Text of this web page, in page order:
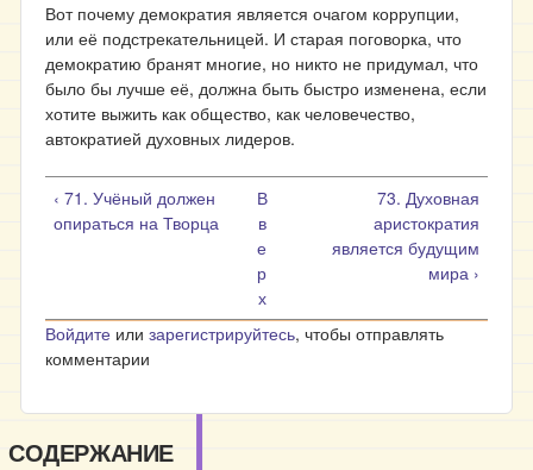
Вот почему демократия является очагом коррупции,
или её подстрекательницей. И старая поговорка, что
демократию бранят многие, но никто не придумал, что
было бы лучше её, должна быть быстро изменена, если
хотите выжить как общество, как человечество,
автократией духовных лидеров.
‹ 71. Учёный должен
опираться на Творца
В
в
е
р
х
73. Духовная
аристократия
является будущим
мира ›
Войдите или зарегистрируйтесь, чтобы отправлять
комментарии
СОДЕРЖАНИЕ